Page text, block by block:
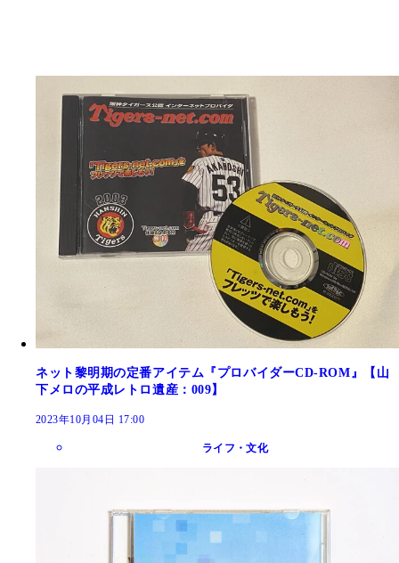
ネット黎明期の定番アイテム『プロバイダーCD-ROM』【山
下メロの平成レトロ遺産：009】
2023年10月04日 17:00
ライフ・文化